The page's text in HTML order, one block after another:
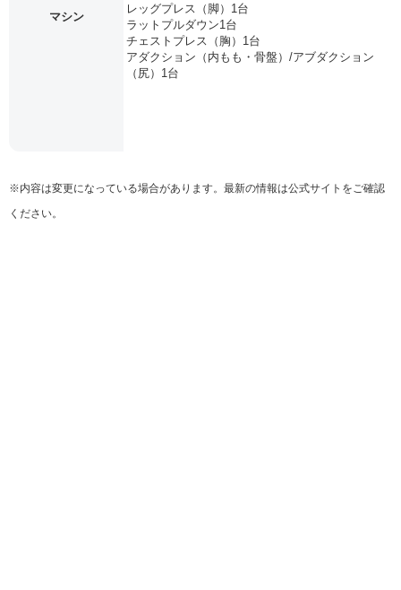
マシン
レッグプレス（脚）1台
ラットプルダウン1台
チェストプレス（胸）1台
アダクション（内もも・骨盤）/アブダクション
（尻）1台
※内容は変更になっている場合があります。最新の情報は公式サイトをご確認
ください。